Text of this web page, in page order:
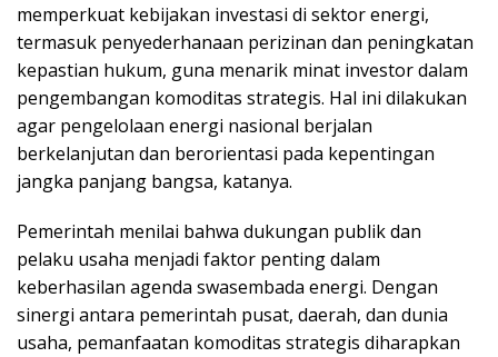
memperkuat kebijakan investasi di sektor energi,
termasuk penyederhanaan perizinan dan peningkatan
kepastian hukum, guna menarik minat investor dalam
pengembangan komoditas strategis. Hal ini dilakukan
agar pengelolaan energi nasional berjalan
berkelanjutan dan berorientasi pada kepentingan
jangka panjang bangsa, katanya.
Pemerintah menilai bahwa dukungan publik dan
pelaku usaha menjadi faktor penting dalam
keberhasilan agenda swasembada energi. Dengan
sinergi antara pemerintah pusat, daerah, dan dunia
usaha, pemanfaatan komoditas strategis diharapkan